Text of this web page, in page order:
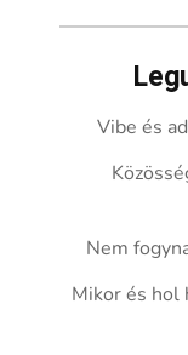
Vibe és
Nem
Mikor és hol